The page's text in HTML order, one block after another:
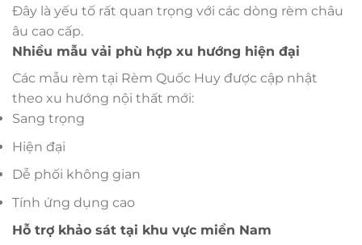
Đây là yếu tố rất quan trọng với các dòng rèm châu
âu cao cấp.
Nhiều mẫu vải phù hợp xu hướng hiện đại
Các mẫu rèm tại Rèm Quốc Huy được cập nhật
theo xu hướng nội thất mới:
Sang trọng
Hiện đại
Dễ phối không gian
Tính ứng dụng cao
Hỗ trợ khảo sát tại khu vực miền Nam